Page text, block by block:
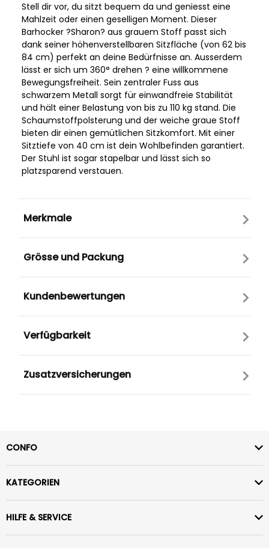
Stell dir vor, du sitzt bequem da und geniesst eine
Mahlzeit oder einen geselligen Moment. Dieser
Barhocker ?Sharon? aus grauem Stoff passt sich
dank seiner höhenverstellbaren Sitzfläche (von 62 bis
84 cm) perfekt an deine Bedürfnisse an. Ausserdem
lässt er sich um 360° drehen ? eine willkommene
Bewegungsfreiheit. Sein zentraler Fuss aus
schwarzem Metall sorgt für einwandfreie Stabilität
und hält einer Belastung von bis zu 110 kg stand. Die
Schaumstoffpolsterung und der weiche graue Stoff
bieten dir einen gemütlichen Sitzkomfort. Mit einer
Sitztiefe von 40 cm ist dein Wohlbefinden garantiert.
Der Stuhl ist sogar stapelbar und lässt sich so
platzsparend verstauen.
Merkmale
Grösse und Packung
Kundenbewertungen
Verfügbarkeit
Zusatzversicherungen
CONFO
KATEGORIEN
HILFE & SERVICE